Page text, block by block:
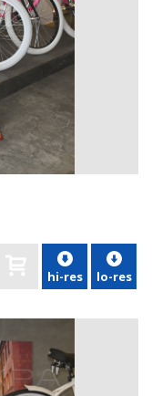
hi-res lo-res